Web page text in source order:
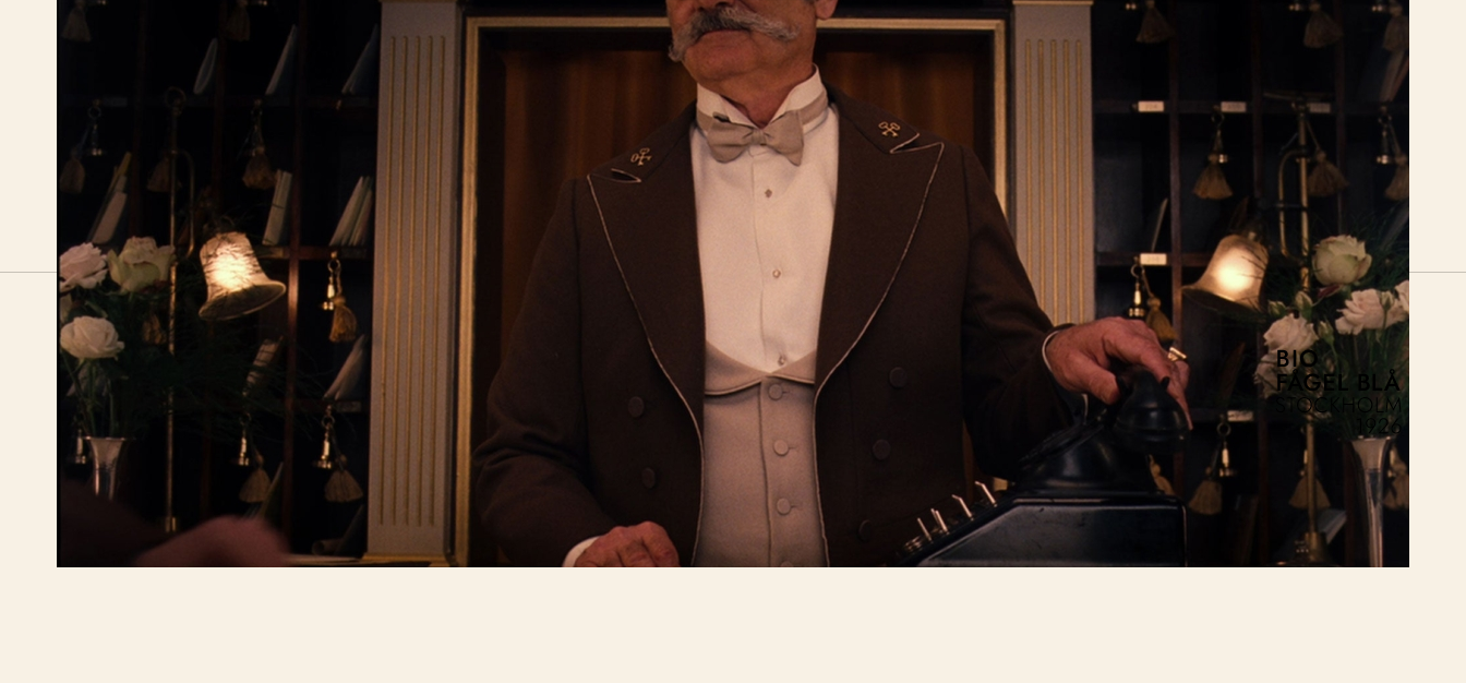
BIO FÅGEL BLÅ
Skeppargatan 60,
114 49 Stockholm
Biljett:
biljett@biofagelbla.se
mail@biofagelbla.se
event@biofagelbla.se
Biografen öppnar 30 min innan
dagens första visning.
NYHETSBREV
E-Postaddress
Jag godkänner Bio Fågel Blåsintegritetspolicy
Bio Fågel Blå
Facebook
Instagram